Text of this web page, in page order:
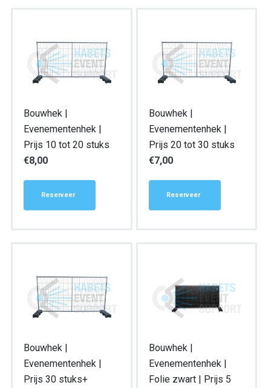
Bouwhek |
Evenementenhek |
Prijs 10 tot 20 stuks
€8,00
Reserveer
Bouwhek |
Evenementenhek |
Prijs 20 tot 30 stuks
€7,00
Reserveer
Bouwhek |
Evenementenhek |
Prijs 30 stuks+
Bouwhek |
Evenementenhek |
Folie zwart | Prijs 5